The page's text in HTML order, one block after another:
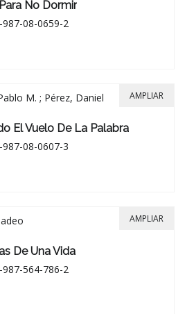
No Dormir
987-08-0659-2
M. ; Pérez, Daniel
El Vuelo De La Palabra
987-08-0607-3
AMPLIAR
De Una Vida
987-564-786-2
AMPLIAR